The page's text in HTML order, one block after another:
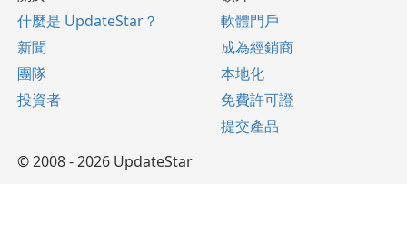
什麼是 UpdateStar？
新聞
團隊
投資者
軟體門戶
成為經銷商
本地化
免費許可證
提交產品
© 2008 - 2026 UpdateStar